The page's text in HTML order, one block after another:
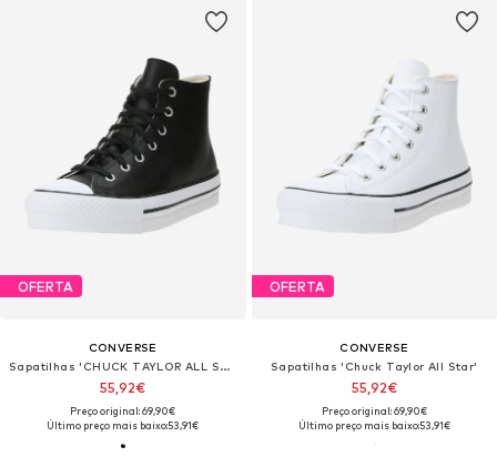
OFERTA
CONVERSE
Sapatilhas 'CHUCK TAYLOR ALL STAR'
55,92€
Preço original: 69,90€
Último preço mais baixo:53,91€
OFERTA
CONVERSE
Sapatilhas 'Chuck Taylor All Star'
55,92€
Preço original: 69,90€
Último preço mais baixo:53,91€